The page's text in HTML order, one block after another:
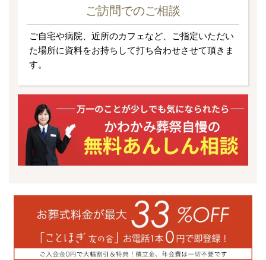
ご訪問でのご相談
ご自宅や病院、近所のカフェなど、ご指定いただい
た場所に資料をお持ちして打ち合わせさせて頂きま
す。